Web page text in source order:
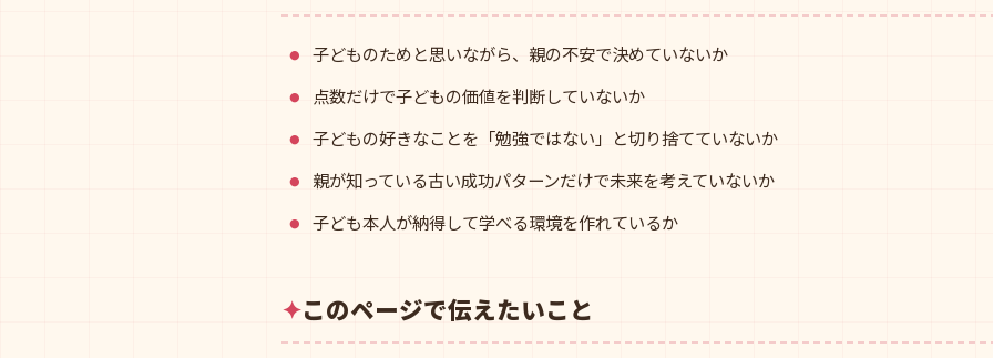
子どものためと思いながら、親の不安で決めていないか
点数だけで子どもの価値を判断していないか
子どもの好きなことを「勉強ではない」と切り捨てていないか
親が知っている古い成功パターンだけで未来を考えていないか
子ども本人が納得して学べる環境を作れているか
このページで伝えたいこと